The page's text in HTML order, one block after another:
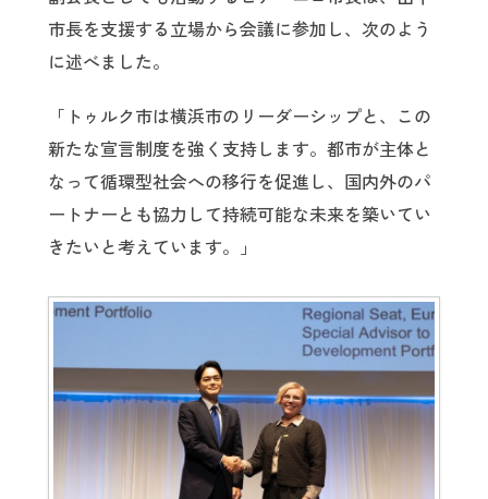
市長を支援する立場から会議に参加し、次のよう
に述べました。
「トゥルク市は横浜市のリーダーシップと、この
新たな宣言制度を強く支持します。都市が主体と
なって循環型社会への移行を促進し、国内外のパ
ートナーとも協力して持続可能な未来を築いてい
きたいと考えています。」